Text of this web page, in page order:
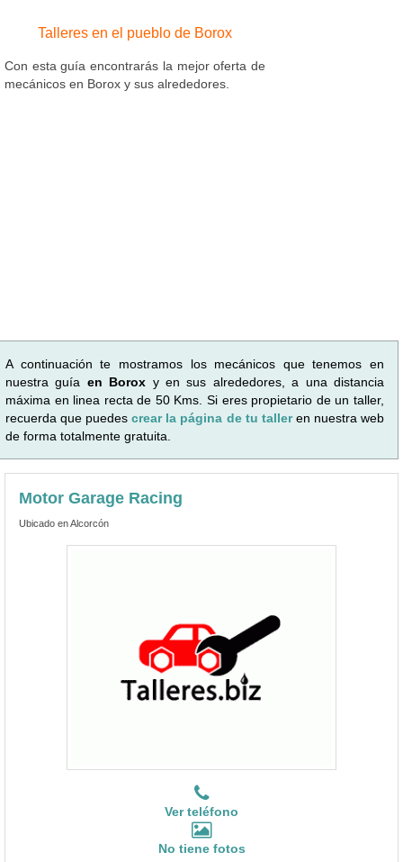
Talleres en el pueblo de Borox
Con esta guía encontrarás la mejor oferta de
mecánicos en Borox y sus alrededores.
A continuación te mostramos los mecánicos que tenemos en
nuestra guía en Borox y en sus alrededores, a una distancia
máxima en linea recta de 50 Kms. Si eres propietario de un taller,
recuerda que puedescrear la página de tu talleren nuestra web
de forma totalmente gratuita.
Motor Garage Racing
Ubicado en Alcorcón
Ver teléfono
No tiene fotos